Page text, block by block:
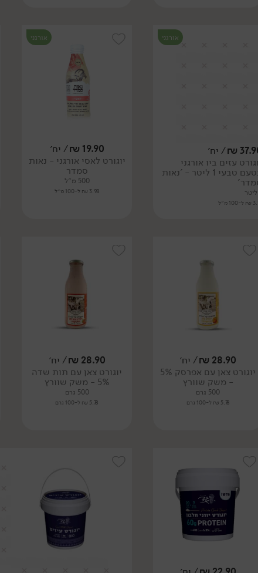
אורגני
₪/ יח׳
עזים ביו אורגני
בטעם טבעי 1 ליטר - 'נאות
מ״ל
אורגני
19.90
₪/ יח׳
יוגורט לאסי אורגני - נאות
סמדר
500 מ״ל
3.98 ₪ ל-100 מ״ל
28.90
₪/ יח׳
יוגורט צאן עם אפרסק 5%
- משק שוורץ
500 גרם
5.78 ₪ ל-100 גרם
28.90
₪/ יח׳
יוגורט צאן עם תות שדה
5% - משק שוורץ
500 גרם
5.78 ₪ ל-100 גרם